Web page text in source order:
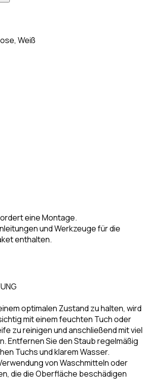
, Weiß
eine Montage.
und Werkzeuge für die
enthalten.
optimalen Zustand zu halten, wird
mit einem feuchten Tuch oder
zu reinigen und anschließend mit viel
Entfernen Sie den Staub regelmäßig
Tuchs und klarem Wasser.
von Waschmitteln oder
die die Oberfläche beschädigen